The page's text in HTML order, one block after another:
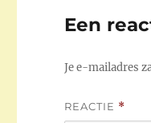
Een
Je e-mailadres
REACTIE *